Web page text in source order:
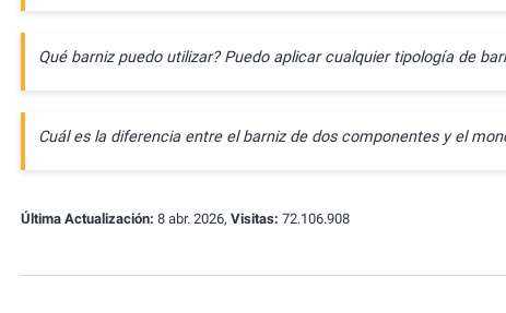
Qué barniz puedo utilizar? Puedo aplicar cualquier tipología de
Cuál es la diferencia entre el barniz de dos componentes y el
Última Actualización: 8 abr. 2026, Visitas: 72.106.908